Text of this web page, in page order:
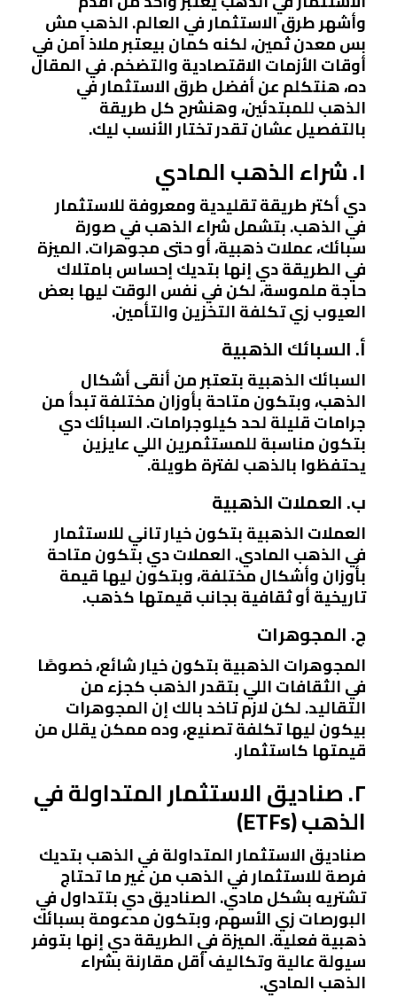
وأشهر طرق الاستثمار في العالم. الذهب مش
بس معدن ثمين، لكنه كمان بيعتبر ملاذ آمن في
أوقات الأزمات الاقتصادية والتضخم. في المقال
ده، هنتكلم عن أفضل طرق الاستثمار في
الذهب للمبتدئين، وهنشرح كل طريقة
بالتفصيل عشان تقدر تختار الأنسب ليك.
١. شراء الذهب المادي
دي أكتر طريقة تقليدية ومعروفة للاستثمار
في الذهب. بتشمل شراء الذهب في صورة
سبائك، عملات ذهبية، أو حتى مجوهرات. الميزة
في الطريقة دي إنها بتديك إحساس بامتلاك
حاجة ملموسة، لكن في نفس الوقت ليها بعض
العيوب زي تكلفة التخزين والتأمين.
أ. السبائك الذهبية
السبائك الذهبية بتعتبر من أنقى أشكال
الذهب، وبتكون متاحة بأوزان مختلفة تبدأ من
جرامات قليلة لحد كيلوجرامات. السبائك دي
بتكون مناسبة للمستثمرين اللي عايزين
يحتفظوا بالذهب لفترة طويلة.
ب. العملات الذهبية
العملات الذهبية بتكون خيار تاني للاستثمار
في الذهب المادي. العملات دي بتكون متاحة
بأوزان وأشكال مختلفة، وبتكون ليها قيمة
تاريخية أو ثقافية بجانب قيمتها كذهب.
ج. المجوهرات
المجوهرات الذهبية بتكون خيار شائع، خصوصًا
في الثقافات اللي بتقدر الذهب كجزء من
التقاليد. لكن لازم تاخد بالك إن المجوهرات
بيكون ليها تكلفة تصنيع، وده ممكن يقلل من
قيمتها كاستثمار.
٢. صناديق الاستثمار المتداولة في
الذهب (ETFs)
صناديق الاستثمار المتداولة في الذهب بتديك
فرصة للاستثمار في الذهب من غير ما تحتاج
تشتريه بشكل مادي. الصناديق دي بتتداول في
البورصات زي الأسهم، وبتكون مدعومة بسبائك
ذهبية فعلية. الميزة في الطريقة دي إنها بتوفر
سيولة عالية وتكاليف أقل مقارنة بشراء
الذهب المادي.